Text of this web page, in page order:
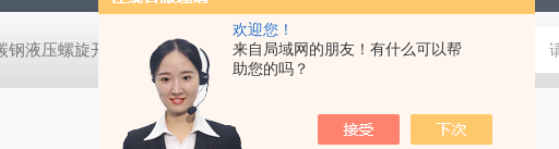
欢迎您！
来自局域网的朋友！有什么可以帮
助您的吗？
液压螺旋开关 猴车配件橡胶轮衬 托压轮矿用斜井巷道用 矿用本安型